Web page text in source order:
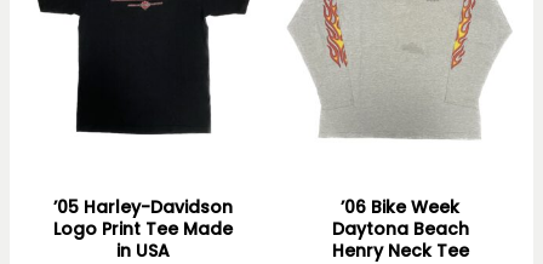
’05 Harley-Davidson
Logo Print Tee Made
in USA
’06 Bike Week
Daytona Beach
Henry Neck Tee